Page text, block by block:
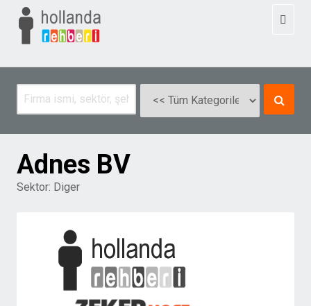
Adnes BV
Sektor: Diger